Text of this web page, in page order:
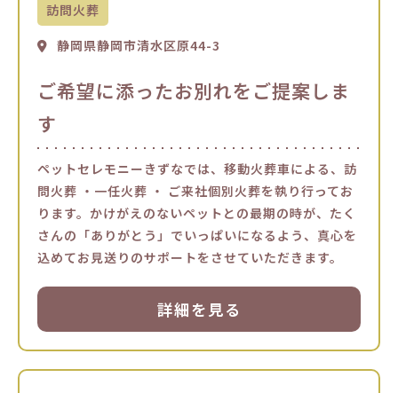
訪問火葬
静岡県静岡市清水区原44-3
ご希望に添ったお別れをご提案しま
す
ペットセレモニーきずなでは、移動火葬車による、訪
問火葬 ・一任火葬 ・ ご来社個別火葬を執り行ってお
ります。かけがえのないペットとの最期の時が、たく
さんの「ありがとう」でいっぱいになるよう、真心を
込めてお見送りのサポートをさせていただきます。
詳細を見る